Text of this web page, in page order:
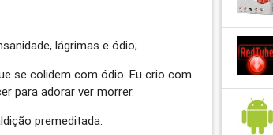
lágrimas e ódio;
se colidem com ódio. Eu crio com
para adorar ver morrer.
premeditada.